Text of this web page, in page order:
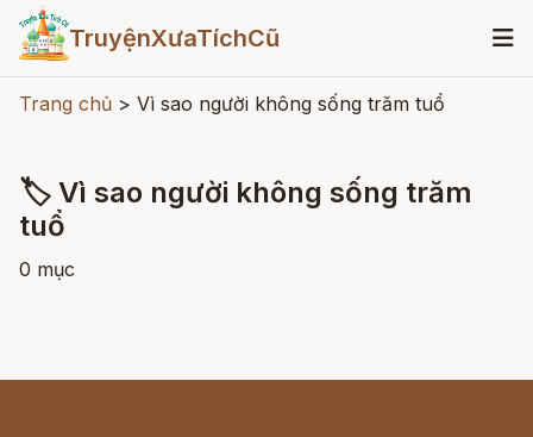
TruyệnXưaTíchCũ
Trang chủ > Vì sao người không sống trăm tuổ
🏷 Vì sao người không sống trăm
tuổ
0 mục